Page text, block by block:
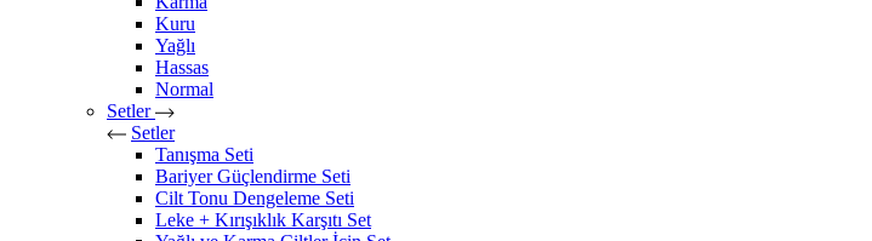
Kuru
Yağlı
Hassas
Normal
Setler
Setler
Tanışma Seti
Bariyer Güçlendirme Seti
Cilt Tonu Dengeleme Seti
Leke + Kırışıklık Karşıtı Set